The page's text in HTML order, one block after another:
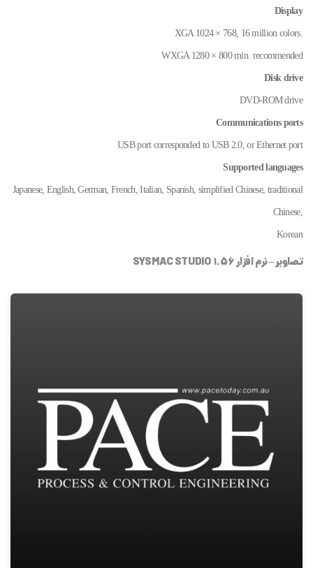
Display
XGA 1024 × 768, 16 million colors.
WXGA 1280 × 800 min. recommended
Disk drive
DVD-ROM drive
Communications ports
USB port corresponded to USB 2.0, or Ethernet port
Supported languages
Japanese, English, German, French, Italian, Spanish, simplified Chinese, traditional
Chinese,
Korean
تصاویر – نرم افزار SYSMAC STUDIO 1.56